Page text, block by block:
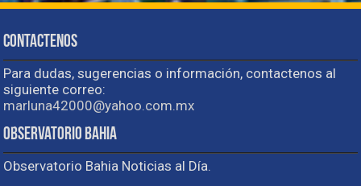
Contactenos
Para dudas, sugerencias o información, contactenos al
siguiente correo:
marluna42000@yahoo.com.mx
Observatorio Bahia
Observatorio Bahia Noticias al Día.